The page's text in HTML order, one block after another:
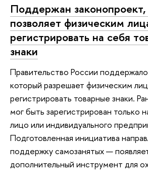
Поддержан
позволяет физическим
регистрировать на себя
знаки
Правительство России
который разрешает физическим
регистрировать товарные знаки.
мог быть зарегистрирован только
лицо или индивидуального
Подготовленная инициатива
поддержку самозанятых —
дополнительный инструмент для